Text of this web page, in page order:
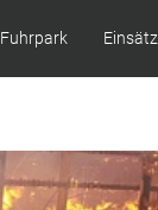
Fuhrpark